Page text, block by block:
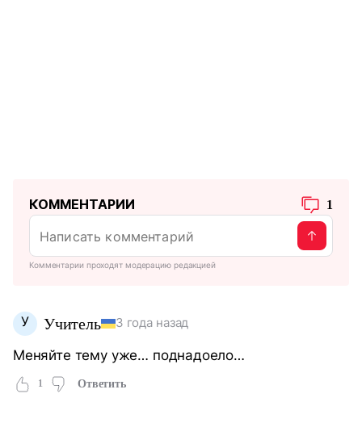
КОММЕНТАРИИ 1
Комментарии проходят модерацию редакцией
У Учитель 3 года назад
Меняйте тему уже… поднадоело…
1 Ответить